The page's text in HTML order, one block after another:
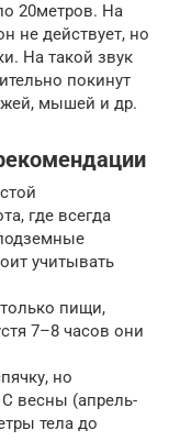
20метров. На
не действует, но
На такой звук
покинут
мышей и др.
где всегда
учитывать
пищи,
7–8 часов они
но
весны (апрель-
тела до